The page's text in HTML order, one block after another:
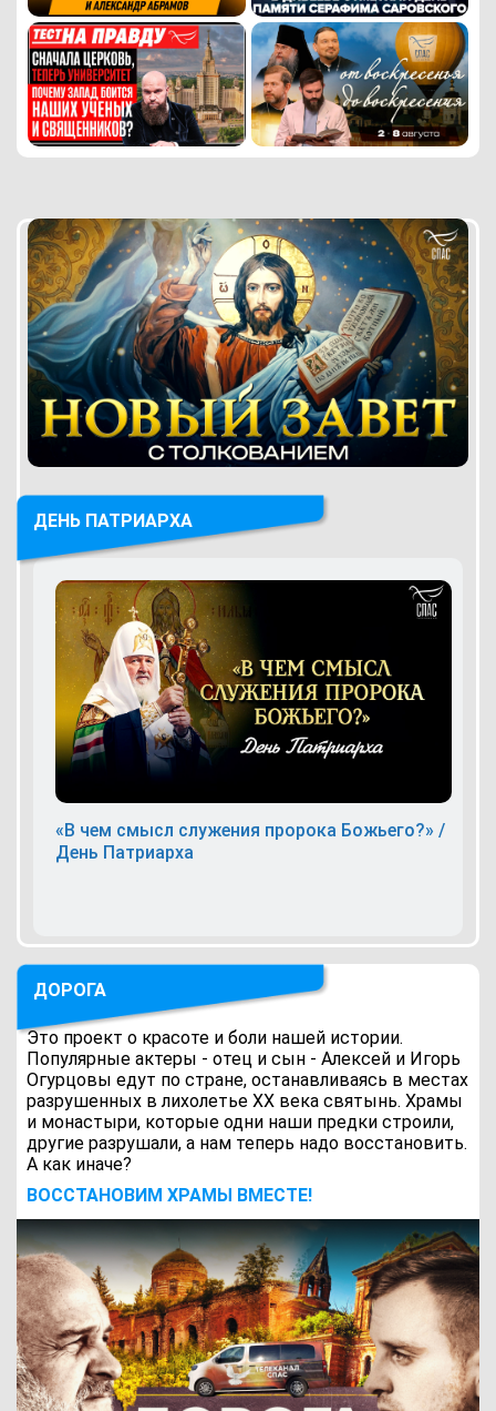
ДЕНЬ ПАТРИАРХА
«В чем смысл служения пророка Божьего?» /
День Патриарха
ДОРОГА
Это проект о красоте и боли нашей истории.
Популярные актеры - отец и сын - Алексей и Игорь
Огурцовы едут по стране, останавливаясь в местах
разрушенных в лихолетье ХХ века святынь. Храмы
и монастыри, которые одни наши предки строили,
другие разрушали, а нам теперь надо восстановить.
А как иначе?
ВОCСТАНОВИМ ХРАМЫ ВМЕСТЕ!